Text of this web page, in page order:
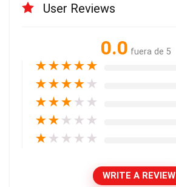
User Reviews
0.0 fuera de 5
★★★★★
★★★★ ★
★★★ ★ ★
★★ ★ ★ ★
★ ★ ★ ★ ★
WRITE A REVIEW